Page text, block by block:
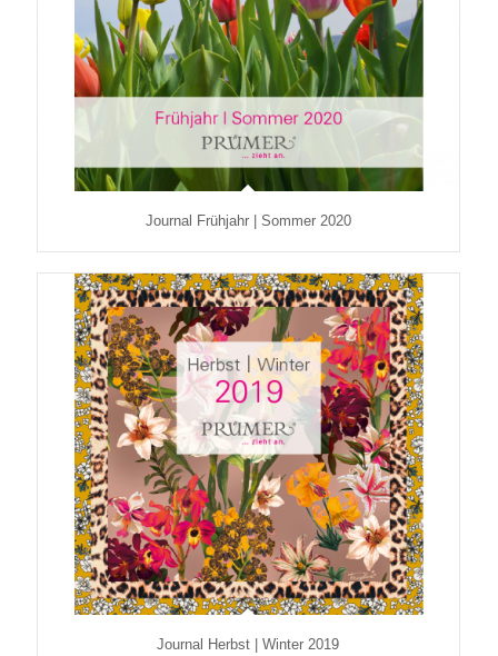
Journal Frühjahr | Sommer 2020
Journal Herbst | Winter 2019